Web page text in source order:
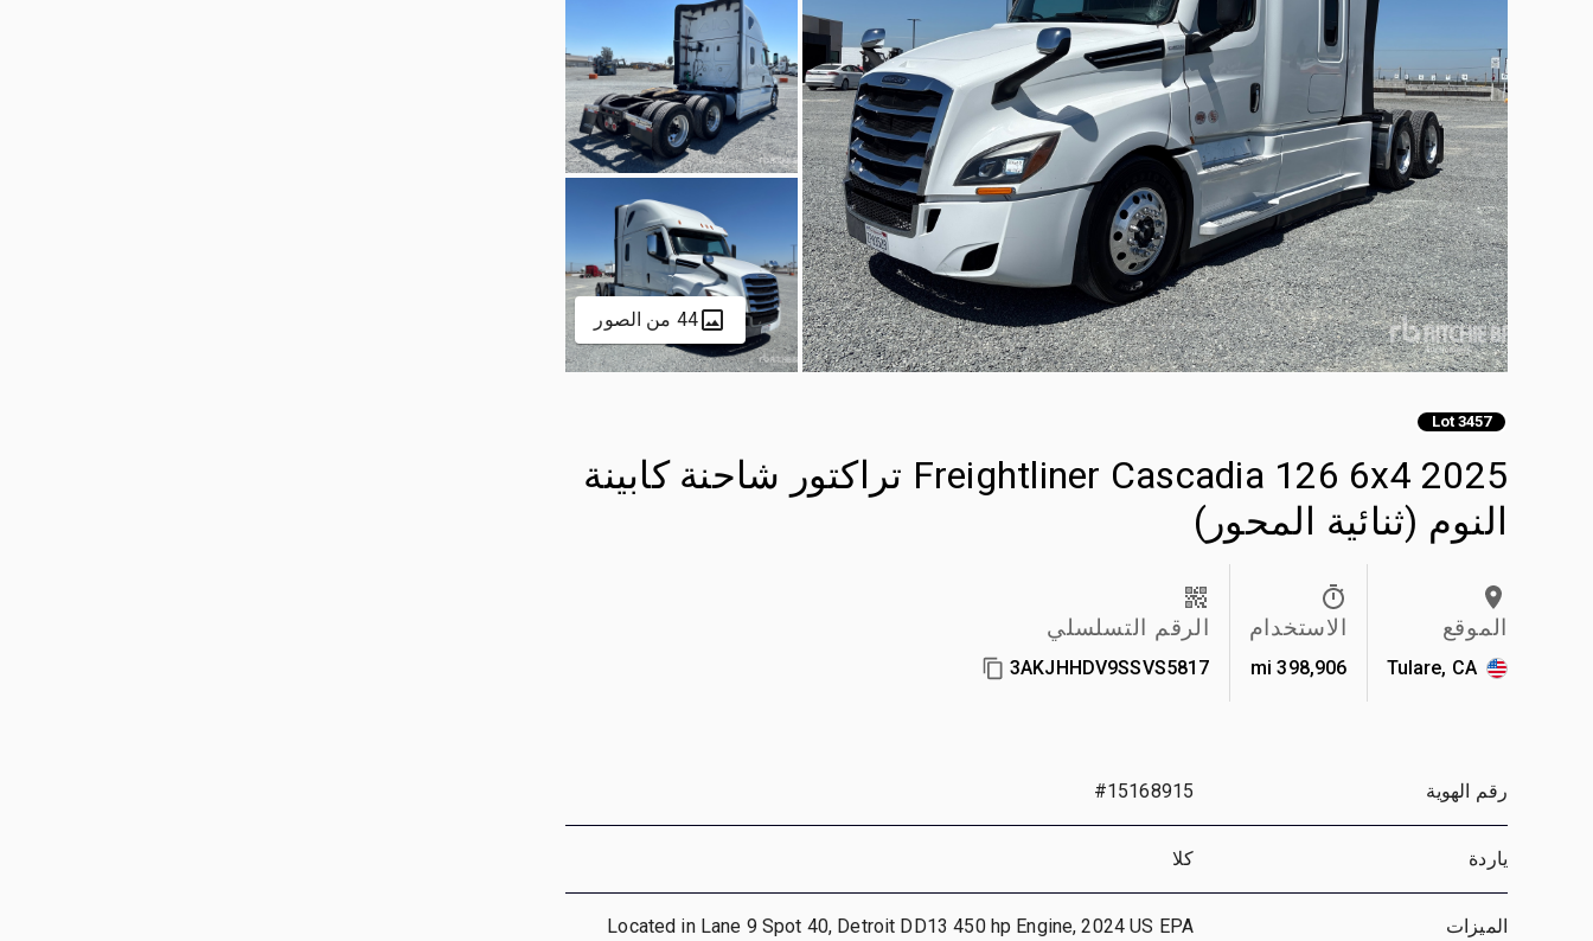
44 من الصور
Lot 3457
2025 Freightliner Cascadia 126 6x4 تراكتور شاحنة كابينة
النوم (ثنائية المحور)
الموقع
Tulare, CA
الاستخدام
398,906 mi
الرقم التسلسلي
3AKJHHDV9SSVS5817
رقم الهوية #15168915
ياردة كلا
الميزات
Located in Lane 9 Spot 40, Detroit DD13 450 hp Engine, 2024 US EPA